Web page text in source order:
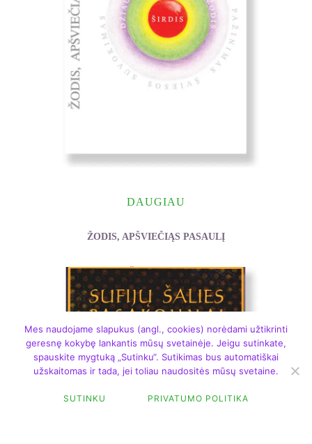
DAUGIAU
ŽODIS, APŠVIEČIĄS PASAULĮ
Žėkas Povilas
Mes naudojame slapukus (angl., cookies) norėdami užtikrinti
geresnę kokybę lankantis mūsų svetainėje. Jeigu sutinkate,
spauskite mygtuką „Sutinku“. Sutikimas bus automatiškai
užskaitomas ir tada, jei toliau naudositės mūsų svetaine.
SUTINKU PRIVATUMO POLITIKA